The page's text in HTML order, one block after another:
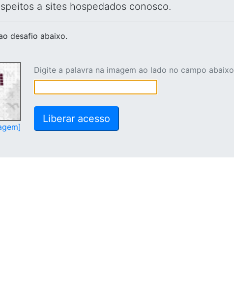
a sites hospedados conosco.
desafio abaixo.
Digite a palavra na imagem ao lado no campo abaixo